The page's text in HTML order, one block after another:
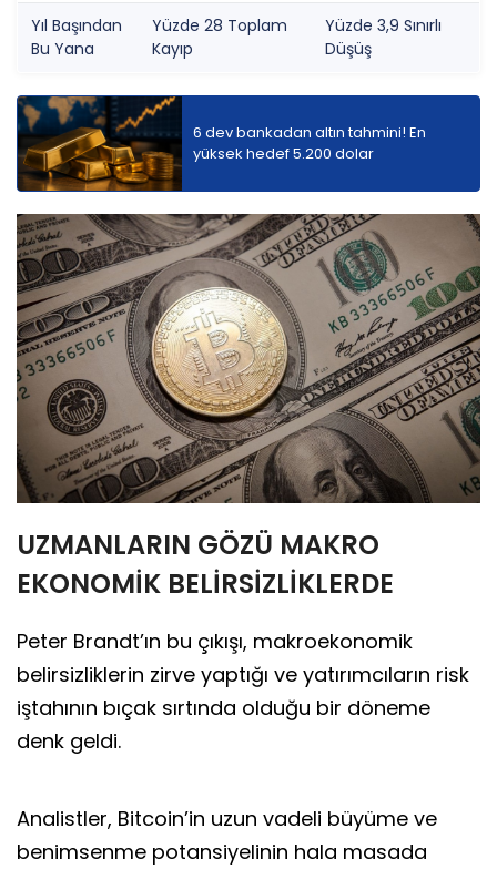
Yıl Başından
Bu Yana
Yüzde 28 Toplam
Kayıp
Yüzde 3,9 Sınırlı
Düşüş
6 dev bankadan altın tahmini! En
yüksek hedef 5.200 dolar
UZMANLARIN GÖZÜ MAKRO
EKONOMİK BELİRSİZLİKLERDE
Peter Brandt’ın bu çıkışı, makroekonomik
belirsizliklerin zirve yaptığı ve yatırımcıların risk
iştahının bıçak sırtında olduğu bir döneme
denk geldi.
Analistler, Bitcoin’in uzun vadeli büyüme ve
benimsenme potansiyelinin hala masada